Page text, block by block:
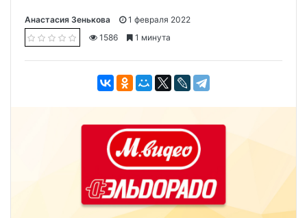
Анастасия Зенькова
1 февраля 2022
1586
1 минута